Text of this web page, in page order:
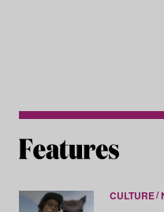
CULTURE